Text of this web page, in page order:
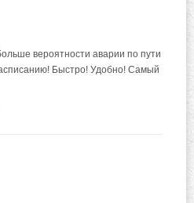
вероятности аварии по пути
Быстро! Удобно! Самый